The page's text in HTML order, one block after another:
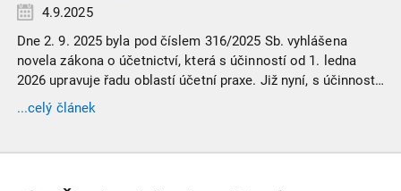
4.9.2025
Dne 2. 9. 2025 byla pod číslem 316/2025 Sb. vyhlášena
novela zákona o účetnictví, která s účinností od 1. ledna
2026 upravuje řadu oblastí účetní praxe. Již nyní, s účinností
od 3. září 2025, platí nová, zvýšená kritéria pro zařazení firem
do velikostních a použijí se zpětně již pro účetní období
...celý článek